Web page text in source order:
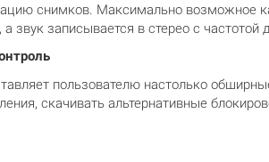
снимков. Максимально возможное
звук записывается в стерео с частотой
пользователю настолько
скачивать альтернативные